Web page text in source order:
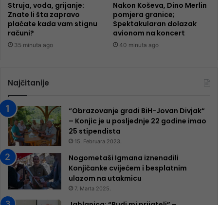
Struja, voda, grijanje:
Znate li šta zapravo
plaćate kada vam stignu
računi?
35 minuta ago
Nakon Koševa, Dino Merlin
pomjera granice;
Spektakularan dolazak
avionom na koncert
40 minuta ago
Najčitanije
“Obrazovanje gradi BiH-Jovan Divjak“
– Konjic je u posljednje 22 godine imao
25 ​​stipendista
15. Februara 2023.
Nogometaši Igmana iznenadili
Konjičanke cvijećem i besplatnim
ulazom na utakmicu
7. Marta 2025.